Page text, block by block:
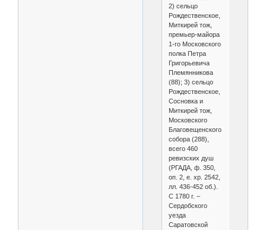
2) сельцо
Рождественское,
Миткирей тож,
премьер-майора
1-го Московского
полка Петра
Григорьевича
Племянникова
(88); 3) сельцо
Рождественское,
Сосновка и
Миткирей тож,
Московского
Благовещенского
собора (288),
всего 460
ревизских душ
(РГАДА, ф. 350,
оп. 2, е. хр. 2542,
лл. 436-452 об.).
С 1780 г. –
Сердобского
уезда
Саратовской